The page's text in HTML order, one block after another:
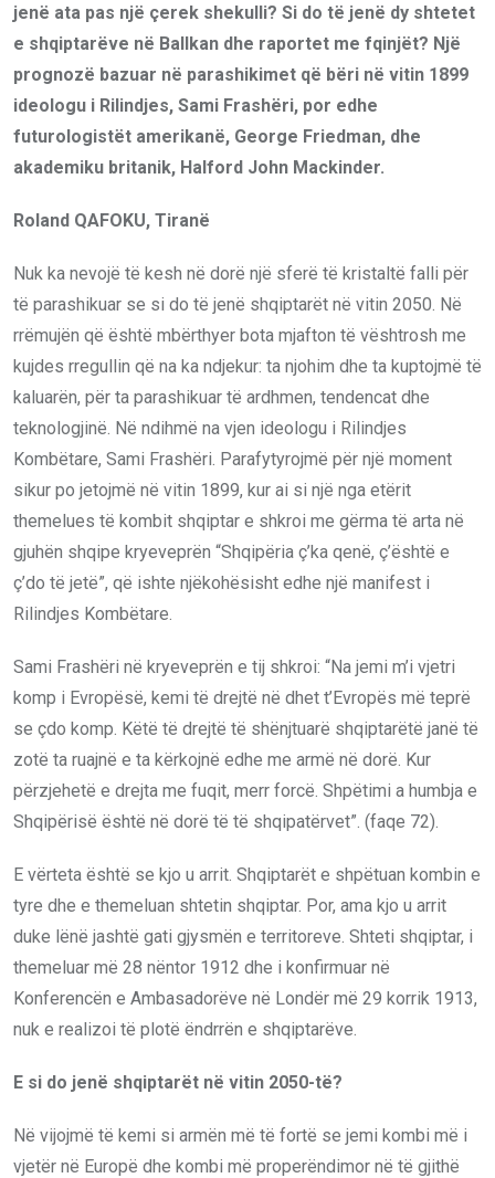
jenë ata pas një çerek shekulli? Si do të jenë dy shtetet
e shqiptarëve në Ballkan dhe raportet me fqinjët? Një
prognozë bazuar në parashikimet që bëri në vitin 1899
ideologu i Rilindjes, Sami Frashëri, por edhe
futurologistët amerikanë, George Friedman, dhe
akademiku britanik, Halford John Mackinder.
Roland QAFOKU, Tiranë
Nuk ka nevojë të kesh në dorë një sferë të kristaltë falli për
të parashikuar se si do të jenë shqiptarët në vitin 2050. Në
rrëmujën që është mbërthyer bota mjafton të vështrosh me
kujdes rregullin që na ka ndjekur: ta njohim dhe ta kuptojmë të
kaluarën, për ta parashikuar të ardhmen, tendencat dhe
teknologjinë. Në ndihmë na vjen ideologu i Rilindjes
Kombëtare, Sami Frashëri. Parafytyrojmë për një moment
sikur po jetojmë në vitin 1899, kur ai si një nga etërit
themelues të kombit shqiptar e shkroi me gërma të arta në
gjuhën shqipe kryeveprën “Shqipëria ç’ka qenë, ç’është e
ç’do të jetë”, që ishte njëkohësisht edhe një manifest i
Rilindjes Kombëtare.
Sami Frashëri në kryeveprën e tij shkroi: “Na jemi m’i vjetri
komp i Evropësë, kemi të drejtë në dhet t’Evropës më teprë
se çdo komp. Këtë të drejtë të shënjtuarë shqiptarëtë janë të
zotë ta ruajnë e ta kërkojnë edhe me armë në dorë. Kur
përzjehetë e drejta me fuqit, merr forcë. Shpëtimi a humbja e
Shqipërisë është në dorë të të shqipatërvet”. (faqe 72).
E vërteta është se kjo u arrit. Shqiptarët e shpëtuan kombin e
tyre dhe e themeluan shtetin shqiptar. Por, ama kjo u arrit
duke lënë jashtë gati gjysmën e territoreve. Shteti shqiptar, i
themeluar më 28 nëntor 1912 dhe i konfirmuar në
Konferencën e Ambasadorëve në Londër më 29 korrik 1913,
nuk e realizoi të plotë ëndrrën e shqiptarëve.
E si do jenë shqiptarët në vitin 2050-të?
Në vijojmë të kemi si armën më të fortë se jemi kombi më i
vjetër në Europë dhe kombi më properëndimor në të gjithë